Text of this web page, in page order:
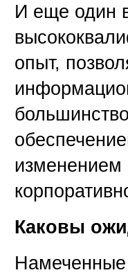
И еще один
опыт,
Каковы
Намеченные